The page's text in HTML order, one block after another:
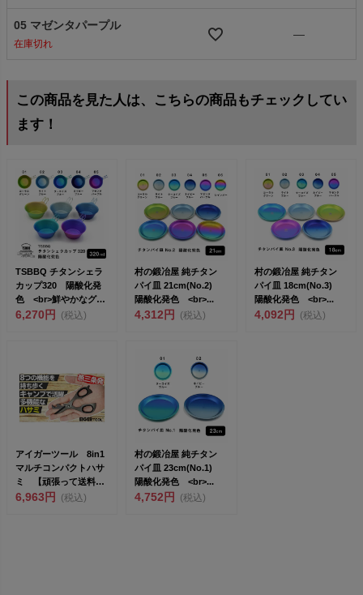
05 マゼンタパープル
在庫切れ
—
この商品を見た人は、こちらの商品もチェックしてい
ます！
TSBBQ チタンシェラ
カップ320 陽酸化発
色 <br>鮮やかなグラ
デ...
6,270円 (税込)
村の鍛冶屋 純チタン
パイ皿 21cm(No.2)
陽酸化発色 <br>...
4,312円 (税込)
村の鍛冶屋 純チタン
パイ皿 18cm(No.3)
陽酸化発色 <br>...
4,092円 (税込)
アイガーツール 8in1
マルチコンパクトハサ
ミ 【頑張って送料無
料！】ネコポス 錆
6,963円 (税込)
村の鍛冶屋 純チタン
パイ皿 23cm(No.1)
陽酸化発色 <br>...
4,752円 (税込)